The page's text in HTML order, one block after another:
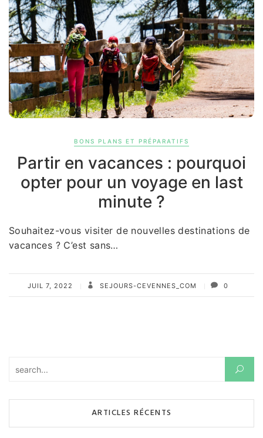
BONS PLANS ET PRÉPARATIFS
Partir en vacances : pourquoi
opter pour un voyage en last
minute ?
Souhaitez-vous visiter de nouvelles destinations de
vacances ? C’est sans…
JUIL 7, 2022 SEJOURS-CEVENNES_COM 0
ARTICLES RÉCENTS